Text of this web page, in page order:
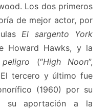
Los dos primeros
de mejor actor, por
El sargento York
Howard Hawks, y la
(“High Noon”,
tercero y último fue
(1960) por su
su aportación a la